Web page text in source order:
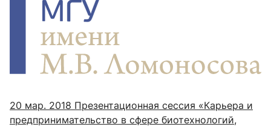
20 мар. 2018 Презентационная сессия «Карьера и
предпринимательство в сфере биотехнологий,